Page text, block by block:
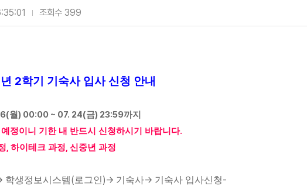
| 조회수 399
년 2학기 기숙사 입사 신청 안내
월) 00:00 ~ 07. 24(금) 23:59까지
정이니 기한 내 반드시 신청하시기 바랍니다.
하이테크 과정 신중년 과정
학생정보시스템( 로그인 )-> 기숙사-> 기숙사 입사신청-